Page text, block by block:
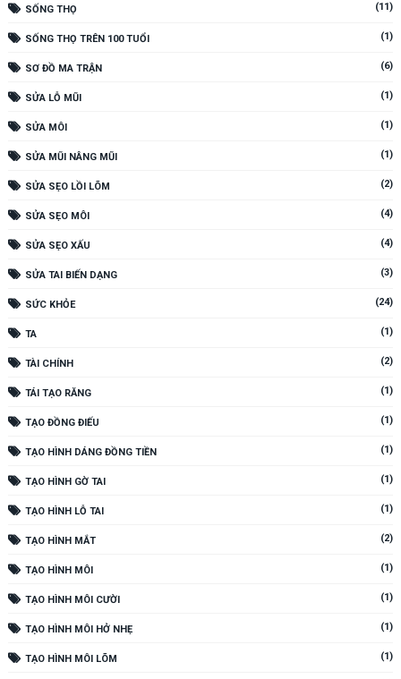
SỐNG THỌ (11)
SỐNG THỌ TRÊN 100 TUỔI (1)
SƠ ĐỒ MA TRẬN (6)
SỬA LỖ MŨI (1)
SỬA MÔI (1)
SỬA MŨI NÂNG MŨI (1)
SỬA SẸO LỒI LÕM (2)
SỬA SẸO MÔI (4)
SỬA SẸO XẤU (4)
SỬA TAI BIẾN DẠNG (3)
SỨC KHỎE (24)
TA (1)
TÀI CHÍNH (2)
TÁI TẠO RĂNG (1)
TẠO ĐỒNG ĐIẾU (1)
TẠO HÌNH DÁNG ĐỒNG TIỀN (1)
TẠO HÌNH GỜ TAI (1)
TẠO HÌNH LỖ TAI (1)
TẠO HÌNH MẮT (2)
TẠO HÌNH MÔI (1)
TẠO HÌNH MÔI CƯỜI (1)
TẠO HÌNH MÔI HỞ NHẸ (1)
TẠO HÌNH MÔI LÕM (1)